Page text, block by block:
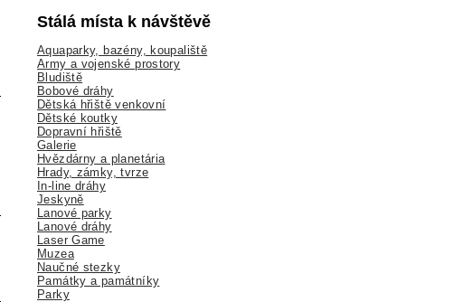
Stálá místa k návštěvě
Aquaparky, bazény, koupaliště
Army a vojenské prostory
Bludiště
Bobové dráhy
Dětská hřiště venkovní
Dětské koutky
Dopravní hřiště
Galerie
Hvězdárny a planetária
Hrady, zámky, tvrze
In-line dráhy
Jeskyně
Lanové parky
Lanové dráhy
Laser Game
Muzea
Naučné stezky
Památky a památníky
Parky